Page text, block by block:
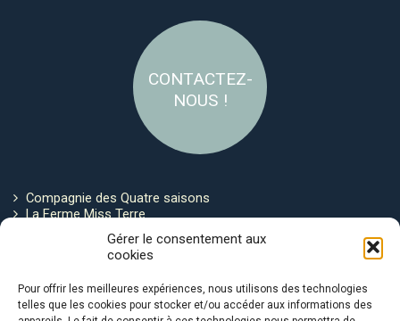
Gérer le consentement aux
cookies
Pour offrir les meilleures expériences, nous utilisons des technologies
telles que les cookies pour stocker et/ou accéder aux informations des
CONTACTEZ-
NOUS !
Compagnie des Quatre saisons
La Ferme Miss Terre
Politique de cookies